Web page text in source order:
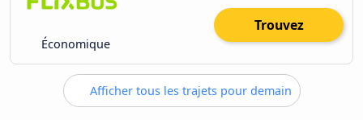
Économique
Trouvez
Afficher tous les trajets pour demain